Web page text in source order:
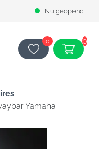
Nu geopend
0 0
Yamaha